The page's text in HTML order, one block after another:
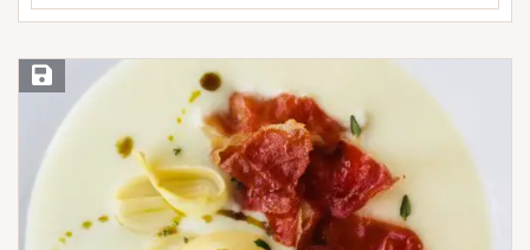
Save Recipe